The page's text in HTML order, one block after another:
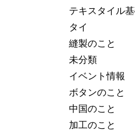
テキスタイル
タイ
縫製のこと
未分類
イベント情報
ボタンのこと
中国のこと
加工のこと